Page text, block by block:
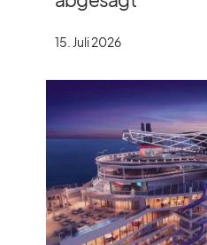
15. Juli 2026